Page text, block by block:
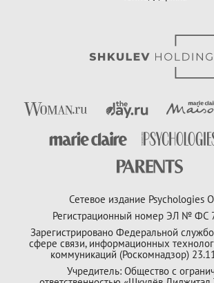
Сетевое издание Psychologies
Регистрационный номер ЭЛ № ФС
Зарегистрировано Федеральной
сфере связи, информационных
коммуникаций (Роскомнадзор)
Учредитель: Общество с